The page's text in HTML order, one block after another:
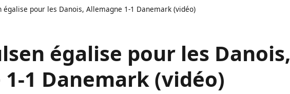
égalise pour les Danois, Allemagne 1-1 Danemark (vidéo)
égalise pour les Danois,
1 Danemark (vidéo)